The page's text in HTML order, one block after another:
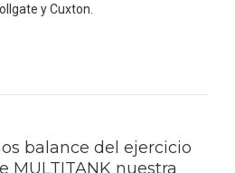
y Cuxton.
balance del ejercicio
MULTITANK nuestra